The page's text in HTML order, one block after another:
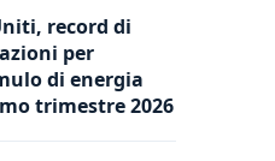
record di
per
di energia
trimestre 2026